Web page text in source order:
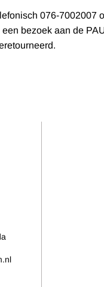
076-7002007
bezoek aan de